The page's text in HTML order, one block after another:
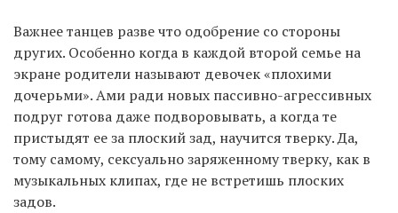
Важнее танцев разве что одобрение со стороны
других. Особенно когда в каждой второй семье на
экране родители называют девочек «плохими
дочерьми». Ами ради новых пассивно-агрессивных
подруг готова даже подворовывать, а когда те
пристыдят ее за плоский зад, научится тверку. Да,
тому самому, сексуально заряженному тверку, как в
музыкальных клипах, где не встретишь плоских
задов.